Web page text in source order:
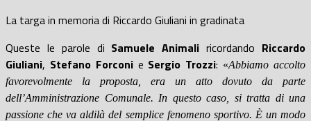
La targa in memoria di Riccardo Giuliani in gradinata
Queste le parole di Samuele Animali ricordando Riccardo
Giuliani, Stefano Forconie Sergio Trozzi: «Abbiamo accolto
favorevolmente la proposta, era un atto dovuto da parte
dell’Amministrazione Comunale. In questo caso, si tratta di una
passione che va aldilà del semplice fenomeno sportivo. È un modo